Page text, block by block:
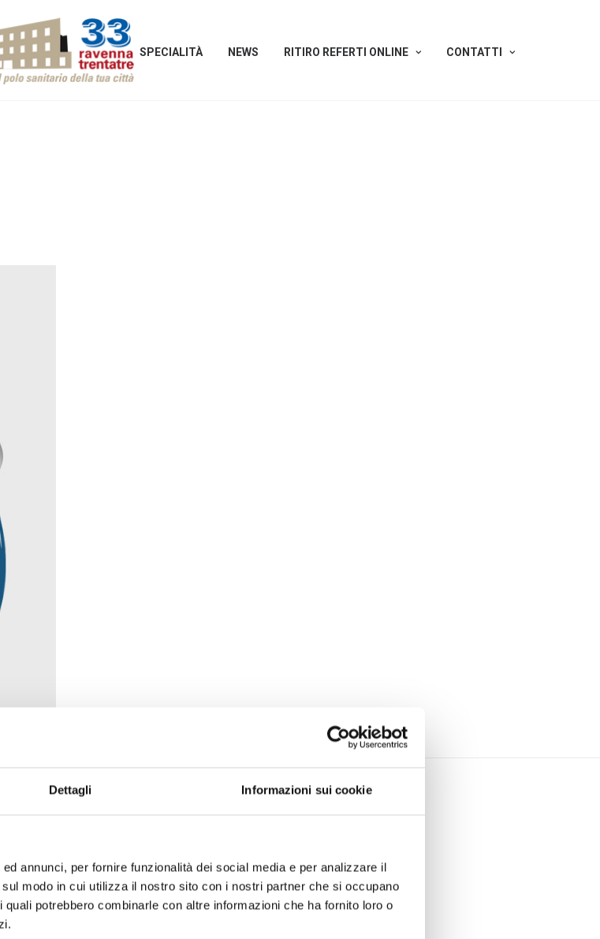
Dettagli Informazioni sui cookie
annunci, per fornire funzionalità dei social media e per analizzare il
modo in cui utilizza il nostro sito con i nostri partner che si occupano
potrebbero combinarle con altre informazioni che ha fornito loro o
SPECIALITÀ NEWS RITIRO REFERTI ONLINE CONTATTI